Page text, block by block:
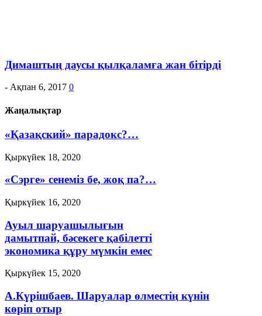
Димаштың даусы қылқаламға жан бітірді
- Ақпан 6, 2017 0
Жаңалықтар
«Қазақский» парадокс?…
Қыркүйек 18, 2020
«Сэрге» сенеміз бе, жоқ па?…
Қыркүйек 16, 2020
Ауыл шаруашылығын
дамытпай, бәсекеге қабілетті
экономика құру мүмкін емес
Қыркүйек 15, 2020
А.Күрішбаев. Шаруалар өлместің күнін
көріп отыр